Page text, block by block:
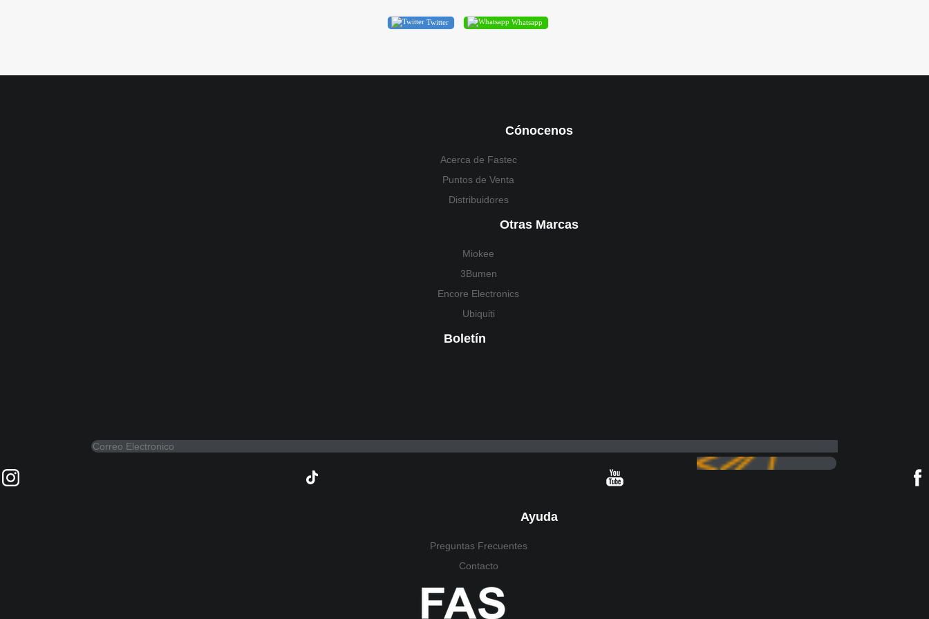
Twitter Whatsapp
Cónocenos
Acerca de Fastec
Puntos de Venta
Distribuidores
Otras Marcas
Miokee
3Bumen
Encore Electronics
Ubiquiti
Boletín
Ayuda
Preguntas Frecuentes
Contacto